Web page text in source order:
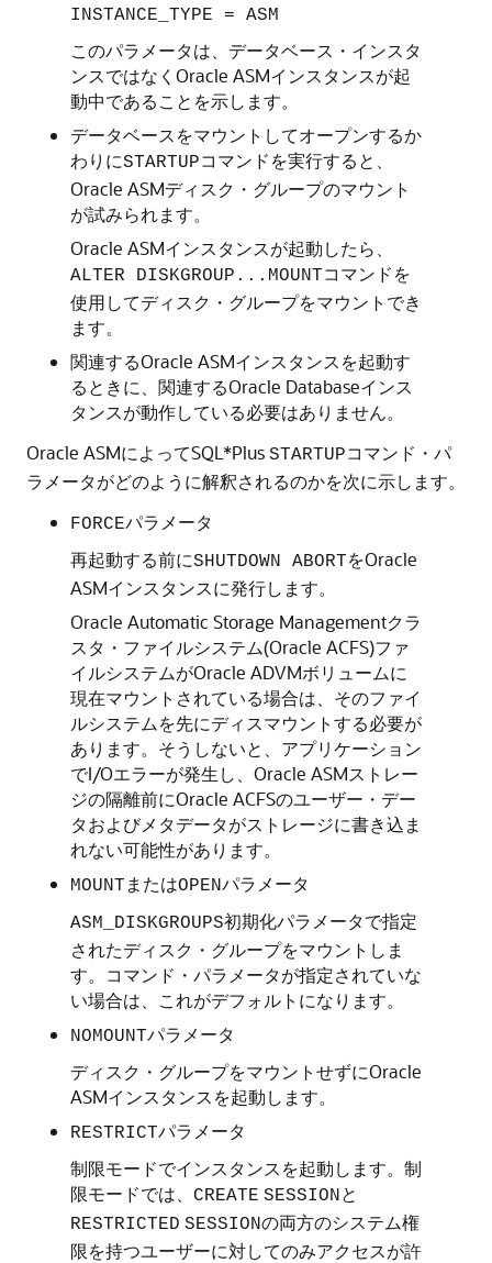
INSTANCE_TYPE = ASM
このパラメータは、データベース・インスタ
ンスではなくOracle ASMインスタンスが起
動中であることを示します。
データベースをマウントしてオープンするか
わりにSTARTUPコマンドを実行すると、
Oracle ASMディスク・グループのマウント
が試みられます。
Oracle ASMインスタンスが起動したら、
ALTER DISKGROUP...MOUNTコマンドを
使用してディスク・グループをマウントでき
ます。
関連するOracle ASMインスタンスを起動す
るときに、関連するOracle Databaseインス
タンスが動作している必要はありません。
Oracle ASMによってSQL*Plus STARTUPコマンド・パ
ラメータがどのように解釈されるのかを次に示します。
FORCEパラメータ
再起動する前にSHUTDOWN ABORTをOracle
ASMインスタンスに発行します。
Oracle Automatic Storage Managementクラ
スタ・ファイルシステム(Oracle ACFS)ファ
イルシステムがOracle ADVMボリュームに
現在マウントされている場合は、そのファイ
ルシステムを先にディスマウントする必要が
あります。そうしないと、アプリケーション
でI/Oエラーが発生し、Oracle ASMストレー
ジの隔離前にOracle ACFSのユーザー・デー
タおよびメタデータがストレージに書き込ま
れない可能性があります。
MOUNT またはOPENパラメータ
ASM_DISKGROUPS初期化パラメータで指定
されたディスク・グループをマウントしま
す。コマンド・パラメータが指定されていな
い場合は、これがデフォルトになります。
NOMOUNTパラメータ
ディスク・グループをマウントせずにOracle
ASMインスタンスを起動します。
RESTRICTパラメータ
制限モードでインスタンスを起動します。制
限モードでは、
CREATE SESSIONと
RESTRICTED SESSIONの両方のシステム権
限を持つユーザーに対してのみアクセスが許